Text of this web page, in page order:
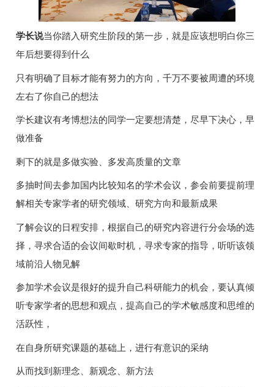
学长说当你踏入研究生阶段的第一步，就是应该想明白你三
年后想要得到什么
只有明确了目标才能有努力的方向，千万不要被周遭的环境
左右了你自己的想法
学长建议有考博想法的同学一定要想清楚，尽早下决心，早
做准备
剩下的就是多做实验、多发高质量的文章
多抽时间去参加国内比较知名的学术会议，参会前要提前理
解相关专家学者的研究领域、研究方向和最新成果
了解会议的日程安排，根据自己的研究内容进行分会场的选
择，寻求合适的会议间歇时机，寻求专家的指导，听听该领
域前沿人物见解
参加学术会议是很好的提升自己科研能力的机会，要认真倾
听专家学者的思想和观点，提高自己的学术敏感度和思维的
活跃性，
在自身所研究课题的基础上，进行有意识的采纳
从而找到新理念、新观念、新方法